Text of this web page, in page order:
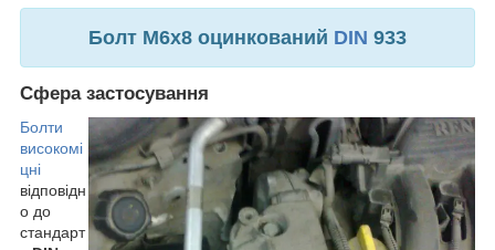
Болт М6х8 оцинкований DIN 933
Сфера застосування
Болти
високомі
цні
відповідн
о до
стандарт